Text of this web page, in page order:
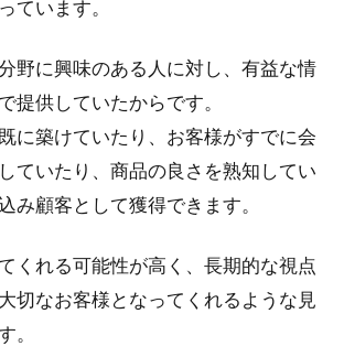
ています。
野に興味のある人に対し、有益な情
提供していたからです。
に築けていたり、お客様がすでに会
ていたり、商品の良さを熟知してい
み顧客として獲得できます。
くれる可能性が高く、長期的な視点
切なお客様となってくれるような見
。